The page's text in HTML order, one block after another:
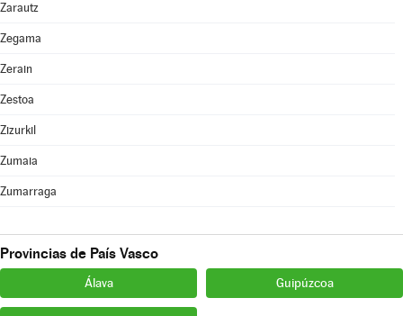
Zarautz
Zegama
Zerain
Zestoa
Zizurkil
Zumaia
Zumarraga
Provincias de País Vasco
Álava Guipúzcoa